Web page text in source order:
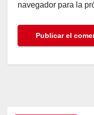
navegador para la